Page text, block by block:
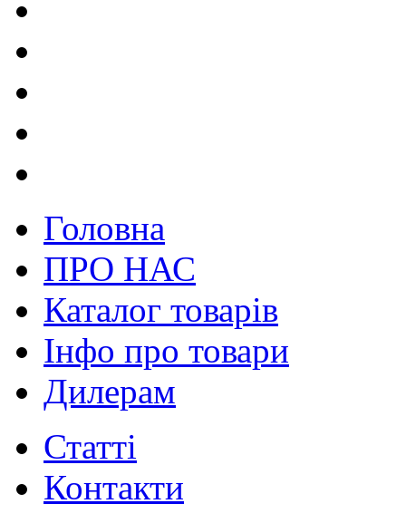
Головна
ПРО НАС
Каталог товарів
Інфо про товари
Дилерам
Статті
Контакти